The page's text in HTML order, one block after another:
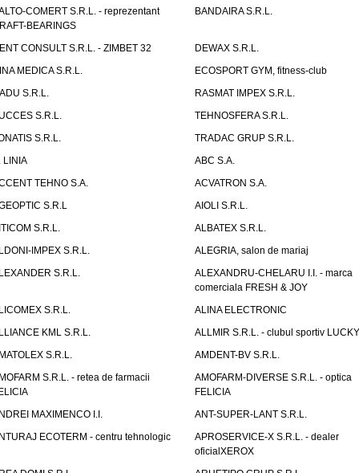
COMERT S.R.L. - reprezentant
BEARINGS
BANDAIRA S.R.L.
CONSULT S.R.L. - ZIMBET 32
DEWAX S.R.L.
MEDICA S.R.L.
ECOSPORT GYM, fitness-club
S.R.L.
RASMAT IMPEX S.R.L.
S.R.L.
TEHNOSFERA S.R.L.
S.R.L.
TRADAC GRUP S.R.L.
LINIA
ABC S.A.
TEHNO S.A.
ACVATRON S.A.
S.R.L
AIOLI S.R.L.
S.R.L.
ALBATEX S.R.L.
IMPEX S.R.L.
ALEGRIA, salon de mariaj
S.R.L.
ALEXANDRU-CHELARU I.I. - marca
comerciala FRESH & JOY
S.R.L.
ALINA ELECTRONIC
KML S.R.L.
ALLMIR S.R.L. - clubul sportiv
S.R.L.
AMDENT-BV S.R.L.
S.R.L. - retea de farmacii
AMOFARM-DIVERSE S.R.L. - optica
FELICIA
MAXIMENCO I.I.
ANT-SUPER-LANT S.R.L.
ECOTERM - centru tehnologic
APROSERVICE-X S.R.L. - dealer
oficialXEROX